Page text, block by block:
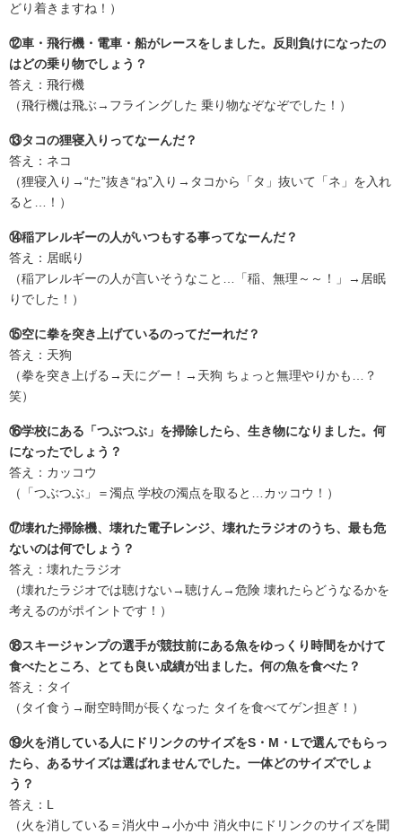
どり着きますね！）
⑫車・飛行機・電車・船がレースをしました。反則負けになったの
はどの乗り物でしょう？
答え：飛行機
（飛行機は飛ぶ→フライングした 乗り物なぞなぞでした！）
⑬タコの狸寝入りってなーんだ？
答え：ネコ
（狸寝入り→“た”抜き“ね”入り→タコから「タ」抜いて「ネ」を入れ
ると…！）
⑭稲アレルギーの人がいつもする事ってなーんだ？
答え：居眠り
（稲アレルギーの人が言いそうなこと…「稲、無理～～！」→居眠
りでした！）
⑮空に拳を突き上げているのってだーれだ？
答え：天狗
（拳を突き上げる→天にグー！→天狗 ちょっと無理やりかも…？
笑）
⑯学校にある「つぶつぶ」を掃除したら、生き物になりました。何
になったでしょう？
答え：カッコウ
（「つぶつぶ」＝濁点 学校の濁点を取ると…カッコウ！）
⑰壊れた掃除機、壊れた電子レンジ、壊れたラジオのうち、最も危
ないのは何でしょう？
答え：壊れたラジオ
（壊れたラジオでは聴けない→聴けん→危険 壊れたらどうなるかを
考えるのがポイントです！）
⑱スキージャンプの選手が競技前にある魚をゆっくり時間をかけて
食べたところ、とても良い成績が出ました。何の魚を食べた？
答え：タイ
（タイ食う→耐空時間が長くなった タイを食べてゲン担ぎ！）
⑲火を消している人にドリンクのサイズをS・M・Lで選んでもらっ
たら、あるサイズは選ばれませんでした。一体どのサイズでしょ
う？
答え：L
（火を消している＝消火中→小か中 消火中にドリンクのサイズを聞